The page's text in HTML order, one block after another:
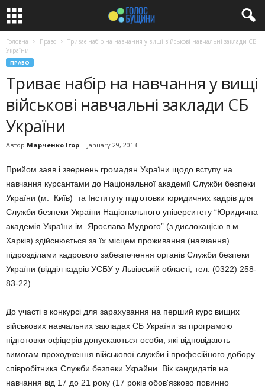
Головна Право
Триває набір на навчання у вищі військові навчальні заклади СБ
України
ПРАВО
Триває набір на навчання у вищі
військові навчальні заклади СБ
України
Автор Марченко Ігор - January 29, 2013
Прийом заяв і звернень громадян України щодо вступу на
навчання курсантами до Національної академії Служби безпеки
України (м. Київ) та Інституту підготовки юридичних кадрів для
Служби безпеки України Національного університету “Юридична
академія України ім. Ярослава Мудрого” (з дислокацією в м.
Харків) здійснюється за їх місцем проживання (навчання)
підрозділами кадрового забезпечення органів Служби безпеки
України (відділ кадрів УСБУ у Львівській області, тел. (0322) 258-
83-22).
До участі в конкурсі для зарахування на перший курс вищих
військових навчальних закладах СБ України за програмою
підготовки офіцерів допускаються особи, які відповідають
вимогам проходження військової служби і професійного добору
співробітника Служби безпеки Украйни. Вік кандидатів на
навчання від 17 до 21 року (17 років обов'язково повинно